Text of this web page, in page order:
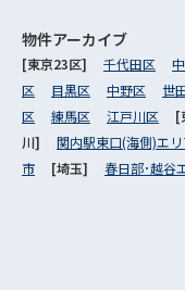
物件アーカイブ
[東京23区] 千代田区
区
目黒区 中野区 世
区
練馬区 江戸川区 [
川] 関内駅東口(海側)エリ
市
[埼玉] 春日部･越谷